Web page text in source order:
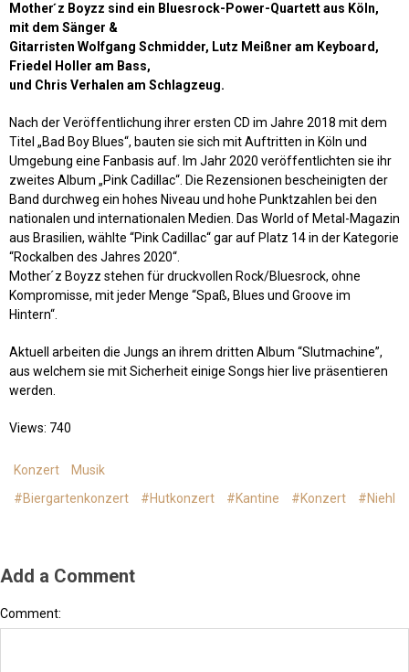
Mother ́z Boyzz sind ein Bluesrock-Power-Quartett aus Köln,
mit dem Sänger &
Gitarristen Wolfgang Schmidder, Lutz Meißner am Keyboard,
Friedel Holler am Bass,
und Chris Verhalen am Schlagzeug.
Nach der Veröffentlichung ihrer ersten CD im Jahre 2018 mit dem
Titel „Bad Boy Blues“, bauten sie sich mit Auftritten in Köln und
Umgebung eine Fanbasis auf. Im Jahr 2020 veröffentlichten sie ihr
zweites Album „Pink Cadillac“. Die Rezensionen bescheinigten der
Band durchweg ein hohes Niveau und hohe Punktzahlen bei den
nationalen und internationalen Medien. Das World of Metal-Magazin
aus Brasilien, wählte “Pink Cadillac“ gar auf Platz 14 in der Kategorie
“Rockalben des Jahres 2020“.
Mother ́z Boyzz stehen für druckvollen Rock/Bluesrock, ohne
Kompromisse, mit jeder Menge “Spaß, Blues und Groove im
Hintern“.
Aktuell arbeiten die Jungs an ihrem dritten Album “Slutmachine”,
aus welchem sie mit Sicherheit einige Songs hier live präsentieren
werden.
Views: 740
Konzert
Musik
#Biergartenkonzert
#Hutkonzert #Kantine #Konzert #Niehl
Add a Comment
Comment: